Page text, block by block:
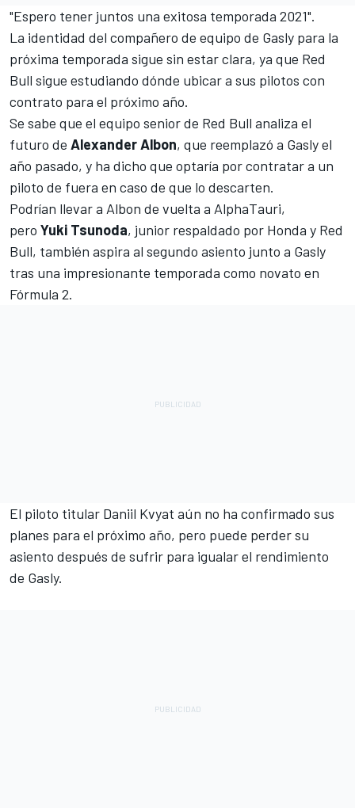
"Espero tener juntos una exitosa temporada 2021".
La identidad del compañero de equipo de Gasly para la
próxima temporada sigue sin estar clara, ya que Red
Bull sigue estudiando dónde ubicar a sus pilotos con
contrato para el próximo año.
Se sabe que el equipo senior de Red Bull analiza el
futuro de Alexander Albon, que reemplazó a Gasly el
año pasado, y ha dicho que optaría por contratar a un
piloto de fuera en caso de que lo descarten.
Podrían llevar a Albon de vuelta a AlphaTauri,
pero Yuki Tsunoda, junior respaldado por Honda y Red
Bull, también aspira al segundo asiento junto a Gasly
tras una impresionante temporada como novato en
Fórmula 2.
El piloto titular Daniil Kvyat aún no ha confirmado sus
planes para el próximo año, pero puede perder su
asiento después de sufrir para igualar el rendimiento
de Gasly.